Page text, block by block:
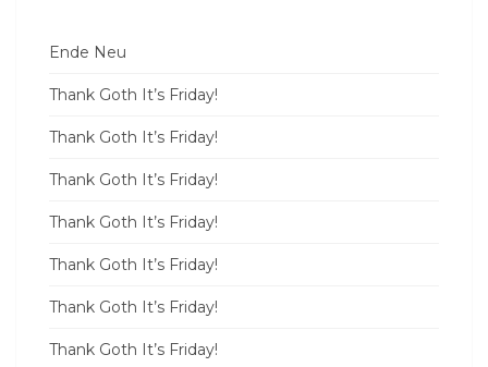
Ende Neu
Thank Goth It’s Friday!
Thank Goth It’s Friday!
Thank Goth It’s Friday!
Thank Goth It’s Friday!
Thank Goth It’s Friday!
Thank Goth It’s Friday!
Thank Goth It’s Friday!